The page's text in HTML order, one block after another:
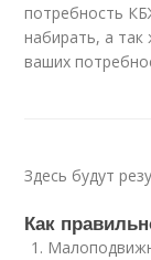
потребность
набирать, а
ваших
Здесь будут
Как